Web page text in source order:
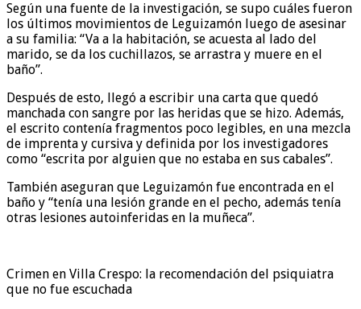
Según una fuente de la investigación, se supo cuáles fueron
los últimos movimientos de Leguizamón luego de asesinar
a su familia: “Va a la habitación, se acuesta al lado del
marido, se da los cuchillazos, se arrastra y muere en el
baño”.
Después de esto, llegó a escribir una carta que quedó
manchada con sangre por las heridas que se hizo. Además,
el escrito contenía fragmentos poco legibles, en una mezcla
de imprenta y cursiva y definida por los investigadores
como “escrita por alguien que no estaba en sus cabales”.
También aseguran que Leguizamón fue encontrada en el
baño y “tenía una lesión grande en el pecho, además tenía
otras lesiones autoinferidas en la muñeca”.
Crimen en Villa Crespo: la recomendación del psiquiatra
que no fue escuchada